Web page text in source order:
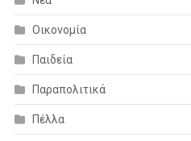
Οικονομία
Παιδεία
Παραπολιτικά
Πέλλα